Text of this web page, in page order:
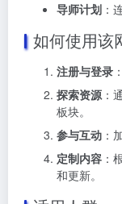
导师计划 ：
如何使用该
注册与登录
探索资源：
板块。
参与互动 ：
定制内容 ：
和更新。